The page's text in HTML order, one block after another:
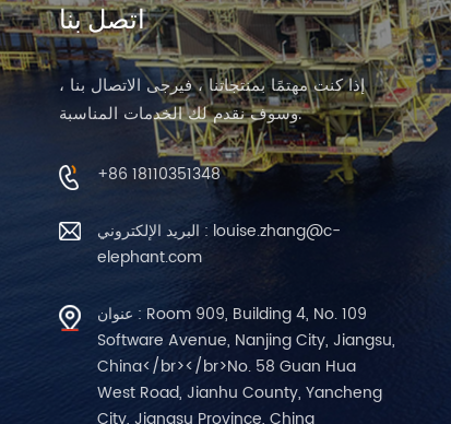
اتصل بنا
إذا كنت مهتمًا بمنتجاتنا ، فيرجى الاتصال بنا ،
وسوف نقدم لك الخدمات المناسبة.
+86 18110351348
البريد الإلكتروني : louise.zhang@c-
elephant.com
عنوان : Room 909, Building 4, No. 109
Software Avenue, Nanjing City, Jiangsu,
China</br></br>No. 58 Guan Hua
West Road, Jianhu County, Yancheng